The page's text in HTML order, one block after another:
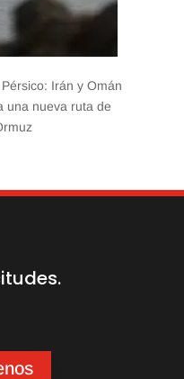
Irán y Omán
una nueva ruta de